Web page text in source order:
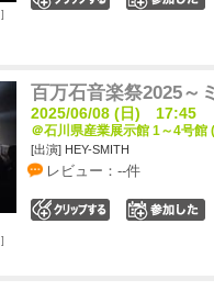
百万石音楽祭2025～
2025/06/08 (日) 17:45
＠石川県産業展示館 1～4号館
[出演] HEY-SMITH
レビュー：--件